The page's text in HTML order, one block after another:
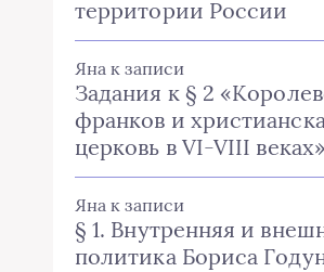
территории России
Яна к записи
Задания к § 2
франков и
церковь в VI-VIII веках»
Яна к записи
§ 1. Внутренняя и
политика Бориса